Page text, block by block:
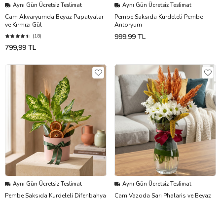
Aynı Gün Ücretsiz Teslimat
Cam Akvaryumda Beyaz Papatyalar
ve Kırmızı Gül
(18)
799,99 TL
Aynı Gün Ücretsiz Teslimat
Pembe Saksıda Kurdeleli Pembe
Antoryum
999,99 TL
Aynı Gün Ücretsiz Teslimat
Pembe Saksıda Kurdeleli Difenbahya
Aynı Gün Ücretsiz Teslimat
Cam Vazoda Sarı Phalaris ve Beyaz